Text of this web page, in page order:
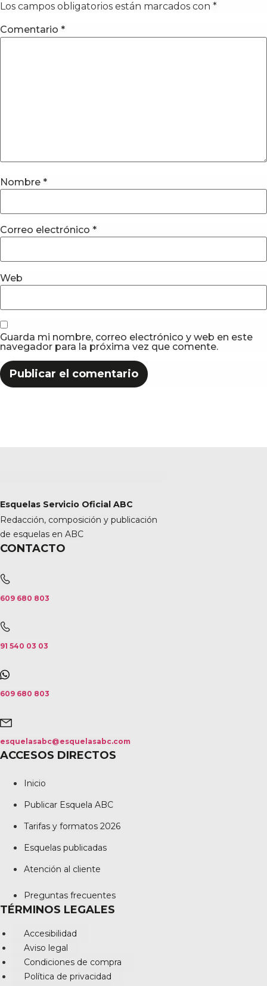
Los campos obligatorios están marcados con *
Comentario *
Nombre *
Correo electrónico *
Web
Guarda mi nombre, correo electrónico y web en este
navegador para la próxima vez que comente.
Esquelas Servicio Oficial ABC
Redacción, composición y publicación
de esquelas en ABC
CONTACTO
609 680 803
91 540 03 03
609 680 803
esquelasabc@esquelasabc.com
ACCESOS DIRECTOS
Inicio
Publicar Esquela ABC
Tarifas y formatos 2026
Esquelas publicadas
Atención al cliente
Preguntas frecuentes
TÉRMINOS LEGALES
Accesibilidad
Aviso legal
Condiciones de compra
Política de privacidad